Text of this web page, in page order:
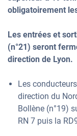
obligatoirement
Les entrées et
(n°21) seront
direction de Lyon.
Les
direction du
Bollène (n°19)
RN 7 puis la